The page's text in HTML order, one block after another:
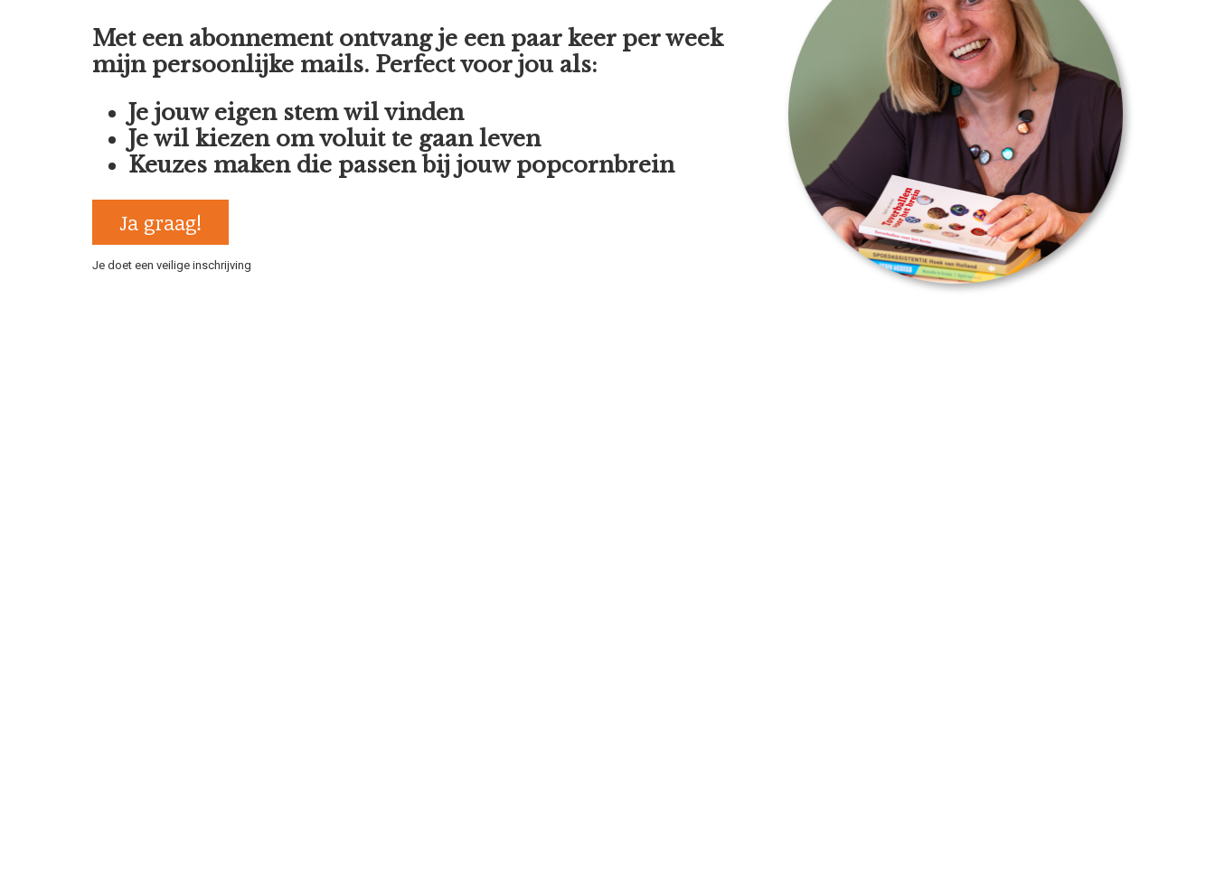
Met een abonnement ontvang je een paar keer per week
mijn persoonlijke mails. Perfect voor jou als:
Je jouw eigen stem wil vinden
Je wil kiezen om voluit te gaan leven
Keuzes maken die passen bij jouw popcornbrein
Ja graag!
Je doet een veilige inschrijving